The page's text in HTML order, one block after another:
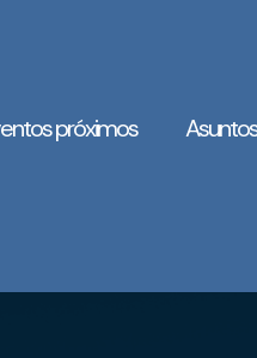
próximos